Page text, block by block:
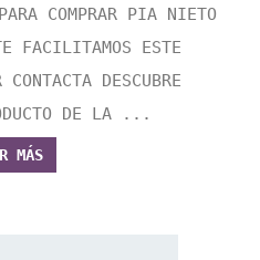
COMPRAR PIA NIETO
FACILITAMOS ESTE
CONTACTA DESCUBRE
DE LA ...
MÁS